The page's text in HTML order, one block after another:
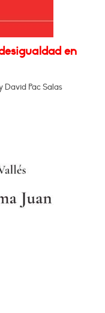
en
David Pac Salas